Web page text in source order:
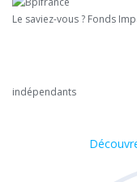
Le saviez-vous ? Fonds
indépendants